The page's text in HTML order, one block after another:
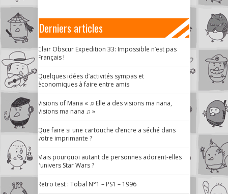
Derniers articles
Clair Obscur Expedition 33: Impossible n’est pas
Français !
Quelques idées d’activités sympas et
économiques à faire entre amis
Visions of Mana « ♫ Elle a des visions ma nana,
Visions ma nana ♫ »
Que faire si une cartouche d’encre a séché dans
votre imprimante ?
Mais pourquoi autant de personnes adorent-elles
l’univers Star Wars ?
Retro test : Tobal N°1 – PS1 – 1996